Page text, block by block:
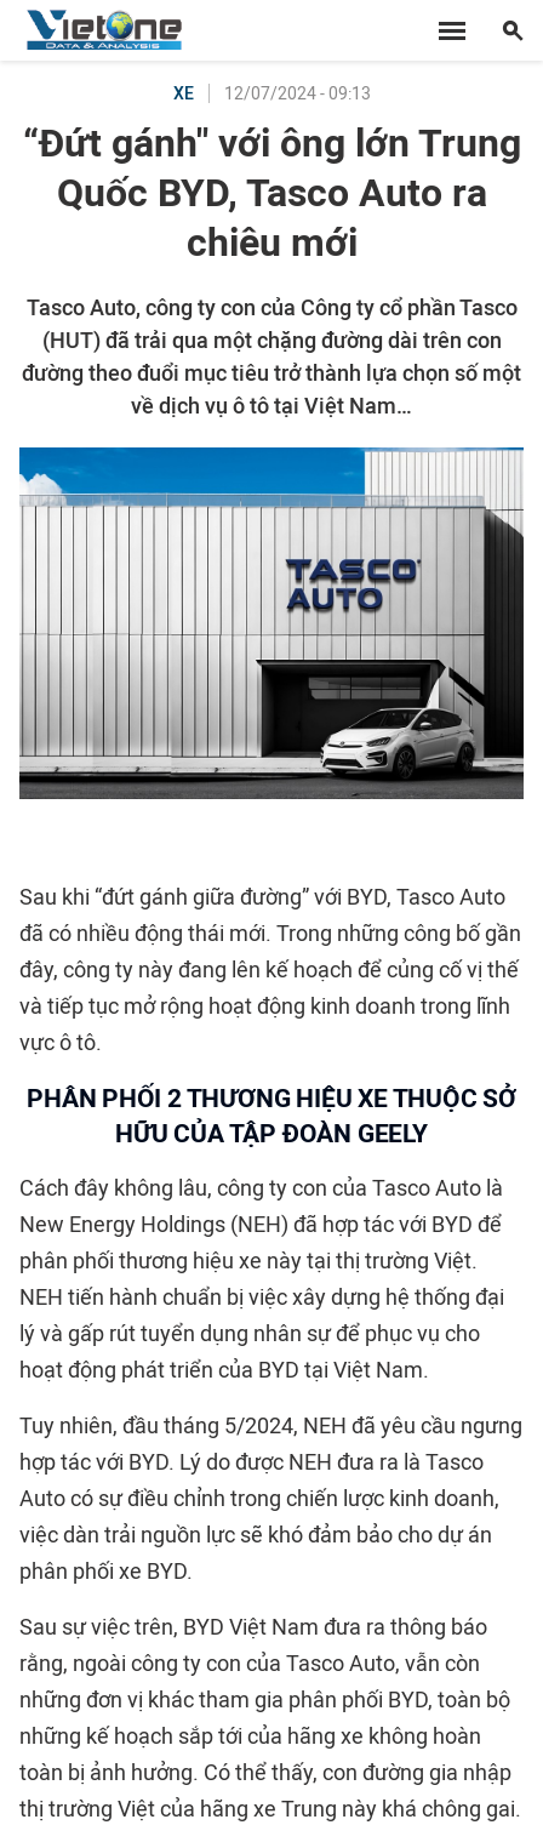
XE 12/07/2024 - 09:13
“Đứt gánh" với ông lớn Trung
Quốc BYD, Tasco Auto ra
chiêu mới
Tasco Auto, công ty con của Công ty cổ phần Tasco
(HUT) đã trải qua một chặng đường dài trên con
đường theo đuổi mục tiêu trở thành lựa chọn số một
về dịch vụ ô tô tại Việt Nam…
Sau khi “đứt gánh giữa đường” với BYD, Tasco Auto
đã có nhiều động thái mới. Trong những công bố gần
đây, công ty này đang lên kế hoạch để củng cố vị thế
và tiếp tục mở rộng hoạt động kinh doanh trong lĩnh
vực ô tô.
PHÂN PHỐI 2 THƯƠNG HIỆU XE THUỘC SỞ
HỮU CỦA TẬP ĐOÀN GEELY
Cách đây không lâu, công ty con của Tasco Auto là
New Energy Holdings (NEH) đã hợp tác với BYD để
phân phối thương hiệu xe này tại thị trường Việt.
NEH tiến hành chuẩn bị việc xây dựng hệ thống đại
lý và gấp rút tuyển dụng nhân sự để phục vụ cho
hoạt động phát triển của BYD tại Việt Nam.
Tuy nhiên, đầu tháng 5/2024, NEH đã yêu cầu ngưng
hợp tác với BYD. Lý do được NEH đưa ra là Tasco
Auto có sự điều chỉnh trong chiến lược kinh doanh,
việc dàn trải nguồn lực sẽ khó đảm bảo cho dự án
phân phối xe BYD.
Sau sự việc trên, BYD Việt Nam đưa ra thông báo
rằng, ngoài công ty con của Tasco Auto, vẫn còn
những đơn vị khác tham gia phân phối BYD, toàn bộ
những kế hoạch sắp tới của hãng xe không hoàn
toàn bị ảnh hưởng. Có thể thấy, con đường gia nhập
thị trường Việt của hãng xe Trung này khá chông gai.